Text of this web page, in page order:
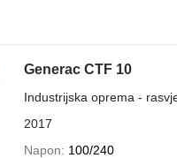
Generac CTF 10
Industrijska oprema -
2017
Napon
100/240